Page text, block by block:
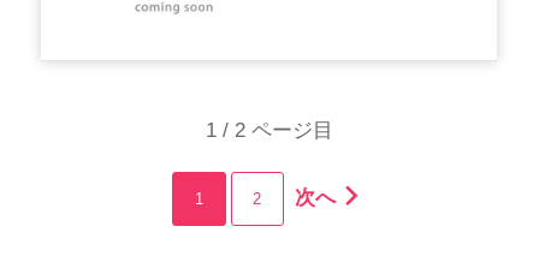
1 / 2 ページ目
1 2 次へ